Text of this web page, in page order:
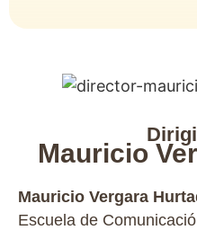
Mauricio
Mauricio Vergara
Escuela de